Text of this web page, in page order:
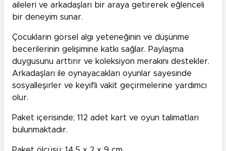
aileleri ve arkadaşları bir araya getirerek eğlenceli
bir deneyim sunar.
Çocukların görsel algı yeteneğinin ve düşünme
becerilerinin gelişimine katkı sağlar. Paylaşma
duygusunu arttırır ve koleksiyon merakını destekler.
Arkadaşları ile oynayacakları oyunlar sayesinde
sosyalleşirler ve keyifli vakit geçirmelerine yardımcı
olur.
Paket içerisinde; 112 adet kart ve oyun talimatları
bulunmaktadır.